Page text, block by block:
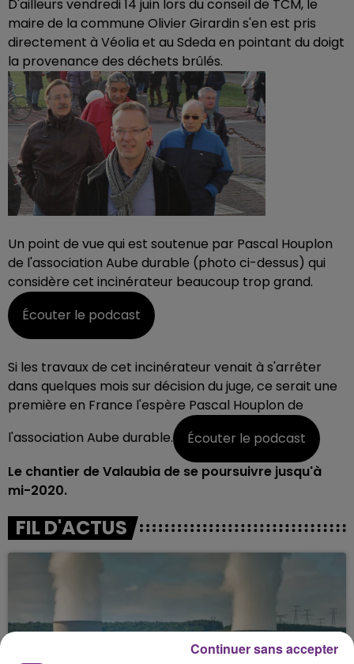
D'ailleurs vendredi 14 juin lors du conseil de TCM, le
maire de la commune Olivier Girardin s'en est pris
directement à Véolia et au Sdeda en pointant du doigt
la provenance des déchets brûlés.
Un point de vue qui est soutenue par Pascal Houplon
de l'association Aube durable (photo ci-dessus) qui
considère cet incinérateur beaucoup trop grand.
Écouter le podcast
Si les travaux de cet incinérateur venait à s'arrêter
dans quelques mois sur décision du juge, ce serait une
première en France l'espère Pascal Houplon de
l'association Aube durable.
Écouter le podcast
Le chantier de Valaubia de se poursuivre jusqu'à
mi-2020.
FIL D'ACTUS
Continuer sans accepter